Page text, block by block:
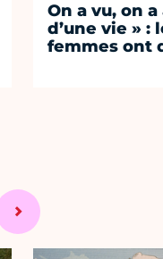
On a vu, on
d’une vie » :
femmes ont